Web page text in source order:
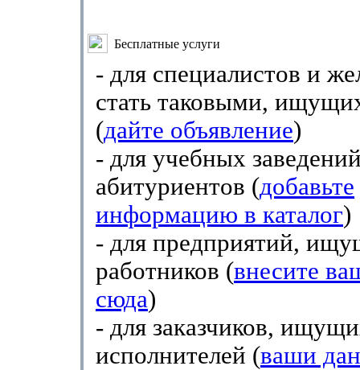
Бесплатные услуги
- для специалистов и
стать таковыми,
(дайте объявление)
- для учебных
абитуриентов (добавьте
информацию в каталог)
- для предприятий,
работников (внесите
сюда)
- для заказчиков,
исполнителей (ваши